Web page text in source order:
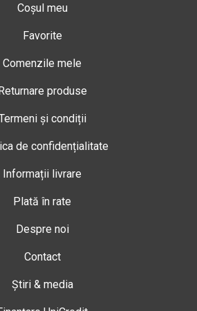
Coșul meu
Favorite
Comenzile mele
produse
și condiții
de confidențialitate
Informații livrare
Plată în rate
Despre noi
Contact
Știri & media